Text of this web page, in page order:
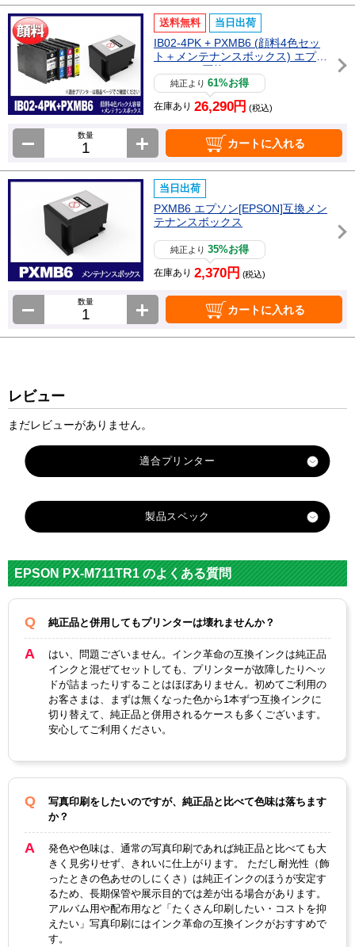
送料無料 当日出荷
IB02-4PK + PXMB6 (顔料4色セッ
ト＋メンテナンスボックス) エプソ
ン[Epson]互換インクカートリッジ
純正より61%お得
在庫あり 26,290円 (税込)
数量
カートに入れる
当日出荷
PXMB6 エプソン[EPSON]互換メン
テナンスボックス
純正より35%お得
在庫あり 2,370円 (税込)
数量
カートに入れる
レビュー
まだレビューがありません。
製品スペック
メーカ
ー
エプソン
対応
番
カラー
ブラッ
ク
シアン
マゼン
タ
イエロ
ー
顔料・
あり
製品タ
イプ
EPSON PX-M711TR1 のよくある質問
純正品と併用してもプリンターは壊れませんか？
はい、問題ございません。インク革命の互換インクは純正品
インクと混ぜてセットしても、プリンターが故障したりヘッ
ドが詰まったりすることはほぼありません。初めてご利用の
お客さまは、まずは無くなった色から1本ずつ互換インクに
切り替えて、純正品と併用されるケースも多くございます。
安心してご利用ください。
写真印刷をしたいのですが、純正品と比べて色味は落ちます
か？
発色や色味は、通常の写真印刷であれば純正品と比べても大
きく見劣りせず、きれいに仕上がります。 ただし耐光性（飾
ったときの色あせのしにくさ）は純正インクのほうが安定す
るため、長期保管や展示目的では差が出る場合があります。
アルバム用や配布用など「たくさん印刷したい・コストを抑
えたい」写真印刷にはインク革命の互換インクがおすすめで
す。